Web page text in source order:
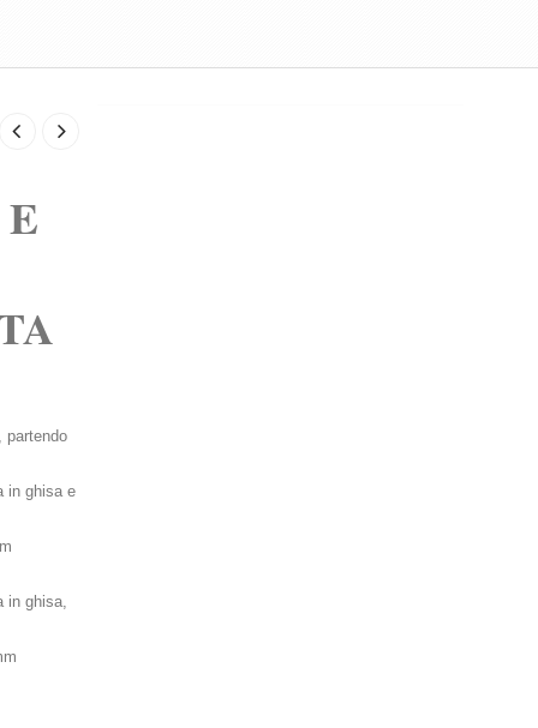
partendo
in ghisa e
mm
in ghisa,
mm